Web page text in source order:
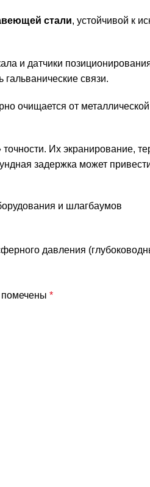
стали, устойчивой к
и датчики
связи.
очищается от
Их экранирование,
задержка может
и шлагбаумов
давления
*